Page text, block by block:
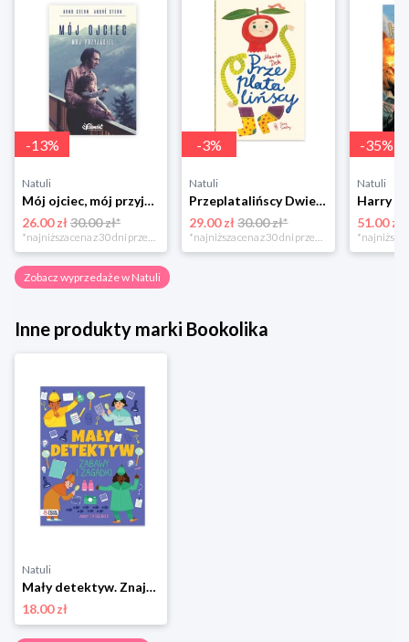
-13%
Natuli
Mój ojciec, mój przyjaciel Element
26.00 zł30.00 zł*
*najniższa cena z 30 dni przed obniżką
-3%
Natuli
Przeplatalińscy Dwie siostry
29.00 zł 30.00 zł*
*najniższa cena z 30 dni przed obniżką
-35%
Natuli
51.00 zł
Zobacz wyprzedaże w Natuli
Inne produkty marki Bookolika
Natuli
Mały detektyw. Znajdź, sprawdź, zgadnij Bookolika
18.00 zł